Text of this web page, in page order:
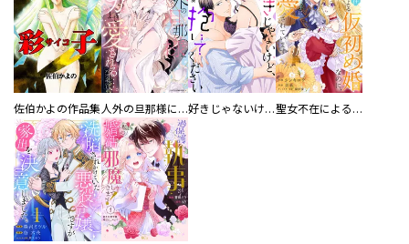
佐伯かよの作品集 人外の旦那様に娶られ毎晩ナカまで愛される…。アンソロジー 好きじゃないけど、抱いてください【電子単行本版／特典おまけ付き】 聖女不在による仮初め婚なのに、不器用な王太子に溺愛されています【電子単行本版／特典おまけ付き】